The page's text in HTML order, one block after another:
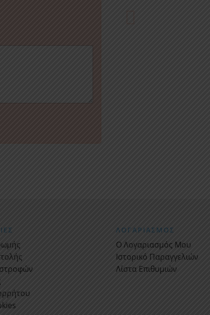
ΛΟΓΑΡΙΑΣΜΟΣ
Ο Λογαριασμός Μου
Ιστορικό Παραγγελιών
Λίστα Επιθυμιών